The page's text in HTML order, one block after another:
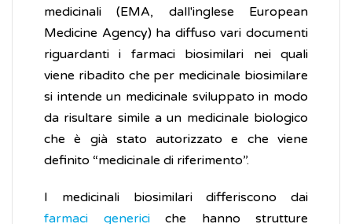
medicinali (EMA, dall'inglese European
Medicine Agency) ha diffuso vari documenti
riguardanti i farmaci biosimilari nei quali
viene ribadito che per medicinale biosimilare
si intende un medicinale sviluppato in modo
da risultare simile a un medicinale biologico
che è già stato autorizzato e che viene
definito “medicinale di riferimento”.
I medicinali biosimilari differiscono dai
farmaci genericiche hanno strutture